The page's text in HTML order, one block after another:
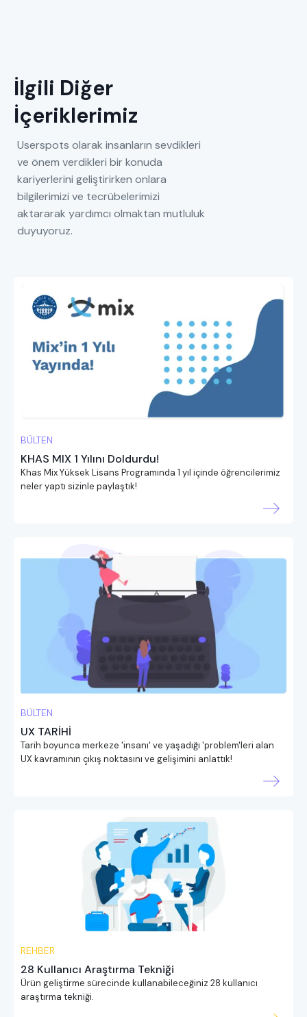
İlgili Diğer
İçeriklerimiz
Userspots olarak insanların sevdikleri
ve önem verdikleri bir konuda
kariyerlerini geliştirirken onlara
bilgilerimizi ve tecrübelerimizi
aktararak yardımcı olmaktan mutluluk
duyuyoruz.
BÜLTEN
KHAS MIX 1 Yılını Doldurdu!
Khas Mix Yüksek Lisans Programında 1 yıl içinde öğrencilerimiz
neler yaptı sizinle paylaştık!
BÜLTEN
UX TARİHİ
Tarih boyunca merkeze 'insanı' ve yaşadığı 'problem'leri alan
UX kavramının çıkış noktasını ve gelişimini anlattık!
REHBER
28 Kullanıcı Araştırma Tekniği
Ürün geliştirme sürecinde kullanabileceğiniz 28 kullanıcı
araştırma tekniği.